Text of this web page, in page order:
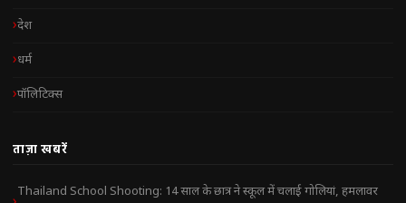
देश
धर्म
पॉलिटिक्स
ताज़ा खबरें
Thailand School Shooting: 14 साल के छात्र ने स्कूल में चलाई गोलियां, हमलावर